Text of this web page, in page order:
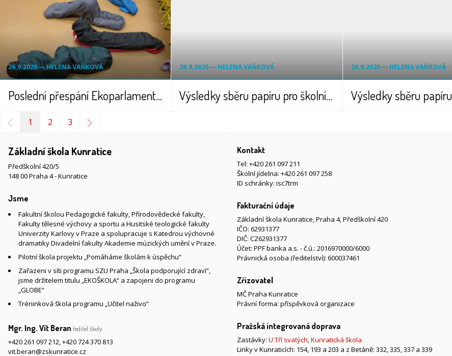
26.9.2020 ― HELENA VAŇKOVÁ
Poslední přespání Ekoparlamentu ve škole v tomto školním roce
26.9.2020 ― HELENA VAŇKOVÁ
Výsledky sběru papíru pro školní rok 2017/2018
26.9.2020 ― HELENA VAŇKOVÁ
Výsledky sběru papíru
1 2 3
Základní škola Kunratice
Předškolní 420/5
148 00 Praha 4 - Kunratice
Jsme
Fakultní školou Pedagogické fakulty, Přírodovědecké fakulty,
Fakulty tělesné výchovy a sportu a Husitské teologické fakulty
Univerzity Karlovy v Praze a spolupracuje s Katedrou výchovné
dramatiky Divadelní fakulty Akademie múzických umění v Praze.
Pilotní škola projektu „Pomáháme školám k úspěchu“
Zařazeni v síti programu SZU Praha „Škola podporující zdraví“,
jsme držitelem titulu „EKOŠKOLA“ a zapojeni do programu
„GLOBE“
Tréninková škola programu „Učitel naživo“
Mgr. Ing. Vít Beran ředitel školy
+420 261 097 212,+420 724 370 813
vit.beran@zskunratice.cz
Kontakt
Tel: +420 261 097 211
Školní jídelna: +420 261 097 258
ID schránky: isc7trm
Fakturační údaje
Základní škola Kunratice, Praha 4, Předškolní 420
IČO: 62931377
DIČ: CZ62931377
Účet: PPF banka a.s. - č.ú.: 2016970000/6000
Právnická osoba (ředitelství): 600037461
Zřizovatel
MČ Praha Kunratice
Právní forma: příspěvková organizace
Pražská integrovaná doprava
Zastávky: U Tří svatých,Kunratická škola
Linky v Kunraticích: 154, 193 a 203 a z Betáně: 332, 335, 337 a 339